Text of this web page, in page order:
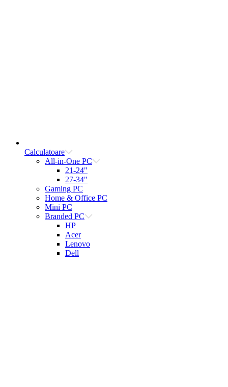
Calculatoare
All-in-One PC
21-24"
27-34"
Gaming PC
Home & Office PC
Mini PC
Branded PC
HP
Acer
Lenovo
Dell